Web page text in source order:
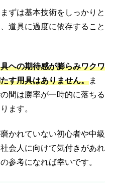
ずは基本技術をしっかりと
道具に過度に依存すること
ヘの期待感が膨らみワクワ
す用具はありません。ま
間は勝率が一時的に落ちる
ます。
かれていない初心者や中級
会人に向けて気付きがあれ
参考になれば幸いです。